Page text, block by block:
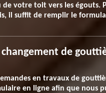
de votre toit vers les égouts.
il suffit de remplir le
de
en travaux de
en ligne afin que nous